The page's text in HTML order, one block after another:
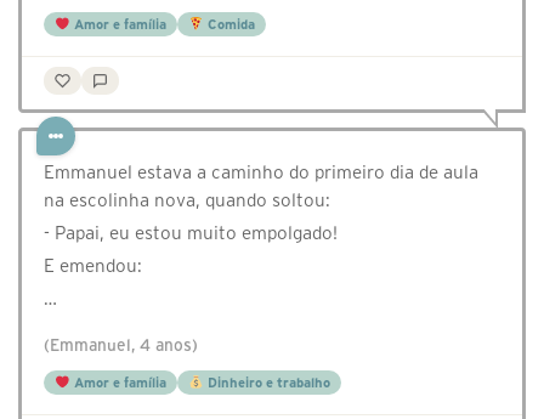
Amor e família Comida
Emmanuel estava a caminho do primeiro dia de aula
na escolinha nova, quando soltou:
- Papai, eu estou muito empolgado!
E emendou:
…
(Emmanuel, 4 anos)
Amor e família Dinheiro e trabalho